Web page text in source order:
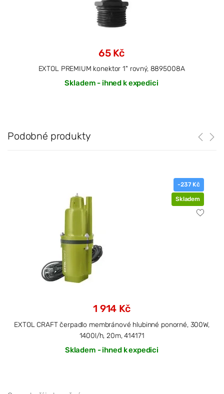
65 Kč
EXTOL PREMIUM konektor 1" rovný, 8895008A
Skladem - ihned k expedici
Podobné produkty
-237 Kč
Skladem
1 914 Kč
EXTOL CRAFT čerpadlo membránové hlubinné ponorné, 300W,
1400l/h, 20m, 414171
Skladem - ihned k expedici